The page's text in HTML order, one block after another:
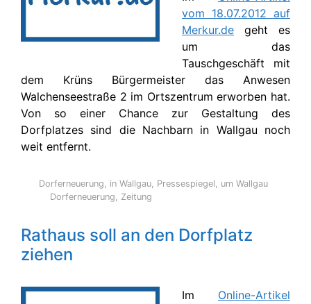
vom 18.07.2012 auf
Merkur.de geht es
um das
Tauschgeschäft mit
dem Krüns Bürgermeister das Anwesen
Walchenseestraße 2 im Ortszentrum erworben hat.
Von so einer Chance zur Gestaltung des
Dorfplatzes sind die Nachbarn in Wallgau noch
weit entfernt.
Dorferneuerung, in Wallgau, Pressespiegel, um Wallgau
Dorferneuerung, Zeitung
Rathaus soll an den Dorfplatz
ziehen
Im Online-Artikel